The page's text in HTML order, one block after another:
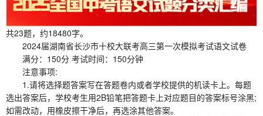
共23题，约18480字。
2024届湖南省长沙市十校大联考高三第一次模拟考试语文试卷
满分：150分 考试时间：150分钟
注意事项:
1.请将选择题答案写在答题卷内或者学校提供的机读卡上。每题
选出答案后，学校考生用2B铅笔把答题卡上对应题目的答案标号涂黑;
如需改动，用橡皮擦干净后，再选涂其他答案。